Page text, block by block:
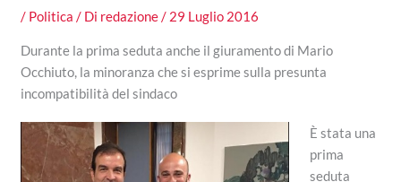
/ Politica / Di redazione/ 29 Luglio 2016
Durante la prima seduta anche il giuramento di Mario
Occhiuto, la minoranza che si esprime sulla presunta
incompatibilità del sindaco
È stata una
prima
seduta